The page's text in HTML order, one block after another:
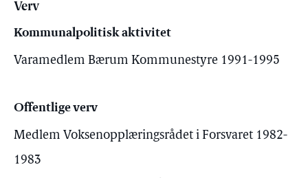
Verv
Kommunalpolitisk aktivitet
Varamedlem Bærum Kommunestyre 1991-1995
Offentlige verv
Medlem Voksenopplæringsrådet i Forsvaret 1982-
1983